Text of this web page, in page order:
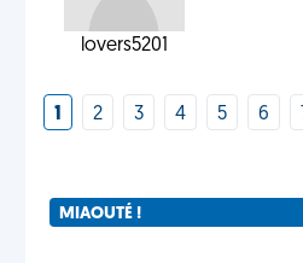
lovers5201
1 2 3 4 5 6
MIAOUTÉ !